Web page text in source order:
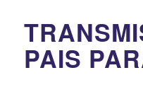
PAIS